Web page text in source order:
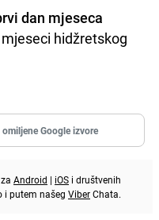
dan mjeseca
hidžretskog
Google izvore
Android | iOS i društvenih
i putem našeg ViberChata.